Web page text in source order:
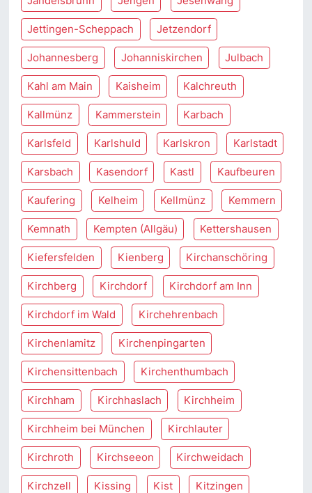
Jettingen-Scheppach Jetzendorf
Johannesberg Johanniskirchen Julbach
Kahl am Main Kaisheim Kalchreuth
Kallmünz Kammerstein Karbach
Karlsfeld Karlshuld Karlskron Karlstadt
Karsbach Kasendorf Kastl Kaufbeuren
Kaufering Kelheim Kellmünz Kemmern
Kemnath Kempten (Allgäu) Kettershausen
Kiefersfelden Kienberg Kirchanschöring
Kirchberg Kirchdorf Kirchdorf am Inn
Kirchdorf im Wald Kirchehrenbach
Kirchenlamitz Kirchenpingarten
Kirchensittenbach Kirchenthumbach
Kirchham Kirchhaslach Kirchheim
Kirchheim bei München Kirchlauter
Kirchroth Kirchseeon Kirchweidach
Kirchzell Kissing Kist Kitzingen